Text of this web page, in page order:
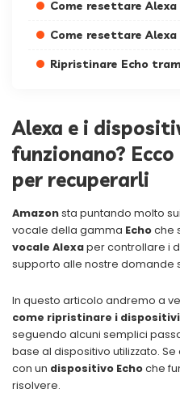
Come resettare
Come resettare Alexa
Ripristinare Echo
Alexa e i
funzionano?
per recuperarli
Amazonsta puntando molto sui
vocale della gamma Echoche
vocale Alexaper controllare i
supporto alle nostre domande
In questo articolo andremo a
come ripristinare i
seguendo alcuni semplici
base al dispositivo utilizzato. Se
con un dispositivo Echoche
risolvere.